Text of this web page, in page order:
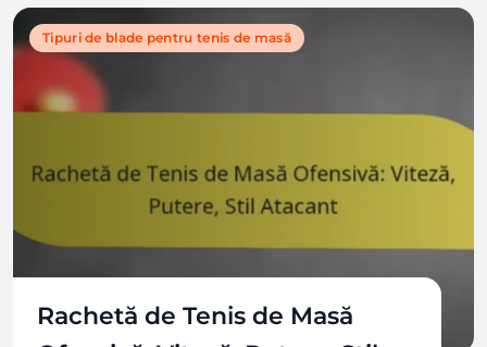
Tipuri de blade pentru tenis de masă
Rachetă de Tenis de Masă